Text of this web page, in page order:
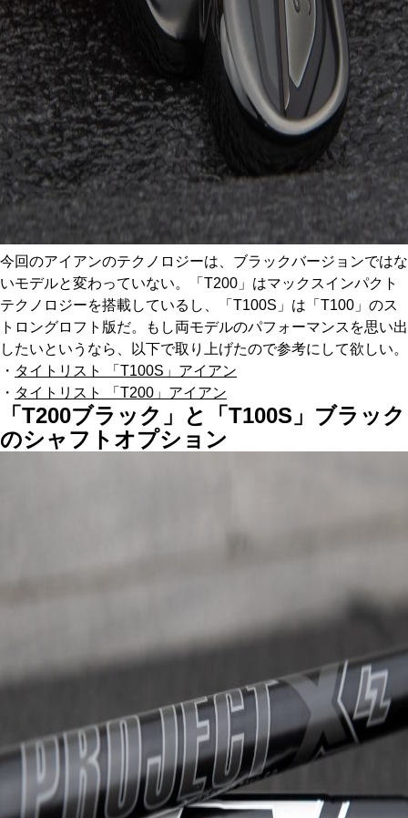
今回のアイアンのテクノロジーは、ブラックバージョンではな
いモデルと変わっていない。「T200」はマックスインパクト
テクノロジーを搭載しているし、「T100S」は「T100」のス
トロングロフト版だ。もし両モデルのパフォーマンスを思い出
したいというなら、以下で取り上げたので参考にして欲しい。
・ タイトリスト 「T100S」アイアン
・ タイトリスト 「T200」アイアン
「T200ブラック」と「T100S」ブラック
のシャフトオプション